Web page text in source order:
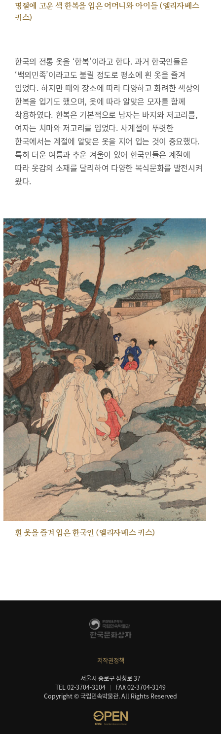
명절에 고운 색 한복을 입은 어머니와 아이들 (엘리자베스
키스)
한국의 전통 옷을 ‘한복’이라고 한다. 과거 한국인들은
‘백의민족’이라고도 불릴 정도로 평소에 흰 옷을 즐겨
입었다. 하지만 때와 장소에 따라 다양하고 화려한 색상의
한복을 입기도 했으며, 옷에 따라 알맞은 모자를 함께
착용하였다. 한복은 기본적으로 남자는 바지와 저고리를,
여자는 치마와 저고리를 입었다. 사계절이 뚜렷한
한국에서는 계절에 알맞은 옷을 지어 입는 것이 중요했다.
특히 더운 여름과 추운 겨울이 있어 한국인들은 계절에
따라 옷감의 소재를 달리하여 다양한 복식문화를 발전시켜
왔다.
흰 옷을 즐겨 입은 한국인 (엘리자베스 키스)
저작권정책
서울시 종로구 삼청로 37
TEL 02-3704-3104
FAX 02-3704-3149
Copyright © 국립민속박물관. All Rights Reserved